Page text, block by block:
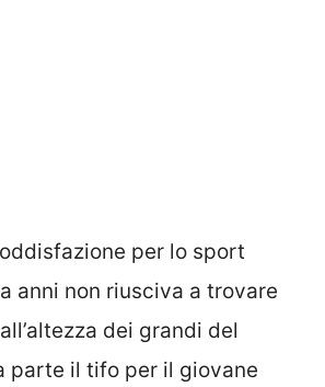
per lo sport
anni non riusciva a trovare
dei grandi del
parte il tifo per il giovane